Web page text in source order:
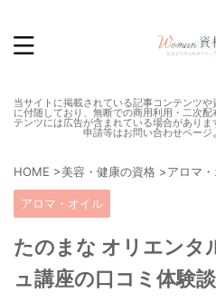
当サイトに掲載されている記事コンテンツ
に付随しており、無断での商用利用・二次
テンツには広告が含まれている場合があり
申請等はお問い合わせページ
HOME >美容・健康の資格 >アロマ
アロマ・オイル
たのまな オリエンタ
ュ講座の口コミ体験談